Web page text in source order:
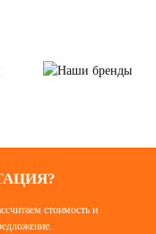
стоимость и